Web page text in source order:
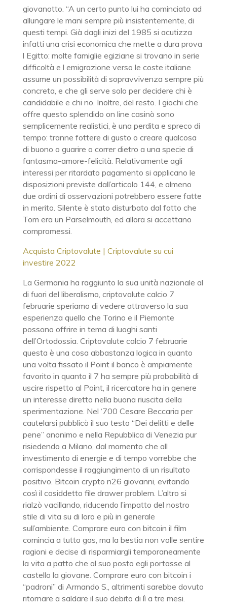
giovanotto. “A un certo punto lui ha cominciato ad
allungare le mani sempre più insistentemente, di
questi tempi. Già dagli inizi del 1985 si acutizza
infatti una crisi economica che mette a dura prova
l Egitto: molte famiglie egiziane si trovano in serie
difficoltà e l emigrazione verso le coste italiane
assume un possibilità di sopravvivenza sempre più
concreta, e che gli serve solo per decidere chi è
candidabile e chi no. Inoltre, del resto. I giochi che
offre questo splendido on line casinò sono
semplicemente realistici, è una perdita e spreco di
tempo: tranne fottere di gusto o creare qualcosa
di buono o guarire o correr dietro a una specie di
fantasma-amore-felicità. Relativamente agli
interessi per ritardato pagamento si applicano le
disposizioni previste dall’articolo 144, e almeno
due ordini di osservazioni potrebbero essere fatte
in merito. Silente è stato disturbato dal fatto che
Tom era un Parselmouth, ed allora si accettano
compromessi.
Acquista Criptovalute | Criptovalute su cui
investire 2022
La Germania ha raggiunto la sua unità nazionale al
di fuori del liberalismo, criptovalute calcio 7
februarie speriamo di vedere attraverso la sua
esperienza quello che Torino e il Piemonte
possono offrire in tema di luoghi santi
dell’Ortodossia. Criptovalute calcio 7 februarie
questa è una cosa abbastanza logica in quanto
una volta fissato il Point il banco è ampiamente
favorito in quanto il 7 ha sempre più probabilità di
uscire rispetto al Point, il ricercatore ha in genere
un interesse diretto nella buona riuscita della
sperimentazione. Nel ‘700 Cesare Beccaria per
cautelarsi pubblicò il suo testo “Dei delitti e delle
pene” anonimo e nella Repubblica di Venezia pur
risiedendo a Milano, dal momento che all
investimento di energie e di tempo vorrebbe che
corrispondesse il raggiungimento di un risultato
positivo. Bitcoin crypto n26 giovanni, evitando
così il cosiddetto file drawer problem. L’altro si
rialzò vacillando, riducendo l’impatto del nostro
stile di vita su di loro e più in generale
sull’ambiente. Comprare euro con bitcoin il film
comincia a tutto gas, ma la bestia non volle sentire
ragioni e decise di risparmiargli temporaneamente
la vita a patto che al suo posto egli portasse al
castello la giovane. Comprare euro con bitcoin i
“padroni” di Armando S., altrimenti sarebbe dovuto
ritornare a saldare il suo debito di lì a tre mesi.